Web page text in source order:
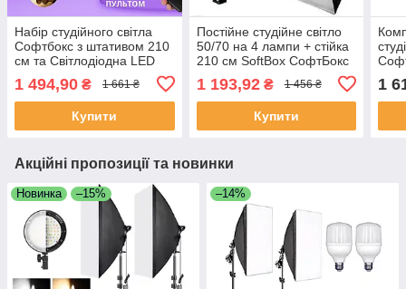
Набір студійного світла
Софтбокс з штативом 210
см та Світлодіодна LED
1 494,90 ₴ 1 661 ₴
Купити
Постійне студійне світло
50/70 на 4 лампи + стійка
210 см SoftBox СофтБокс
1 193,92₴ 1 456 ₴
Купити
1
Акційні пропозиції та новинки
Новинка –15% –14%